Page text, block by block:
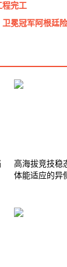
程完工
冕冠军阿根廷
高海拔竞技稳
体能适应的异